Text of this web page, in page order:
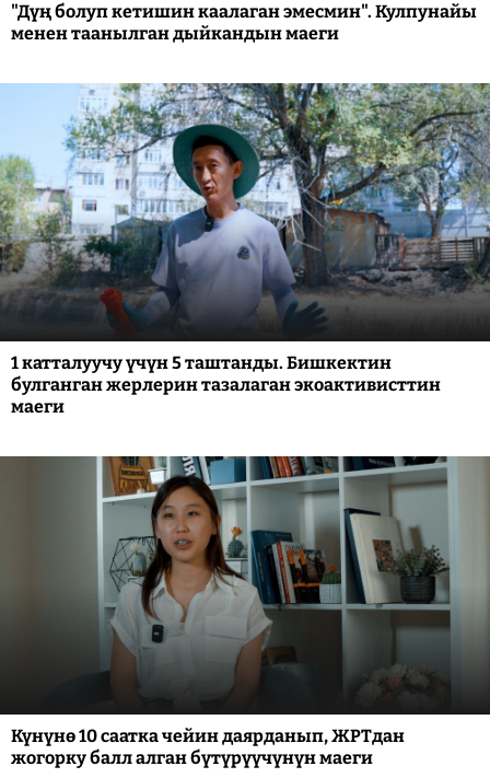
"Дүң болуп кетишин каалаган эмесмин". Кулпунайы
менен таанылган дыйкандын маеги
1 катталуучу үчүн 5 таштанды. Бишкектин
булганган жерлерин тазалаган экоактивисттин
маеги
Күнүнө 10 саатка чейин даярданып, ЖРТдан
жогорку балл алган бүтүрүүчүнүн маеги